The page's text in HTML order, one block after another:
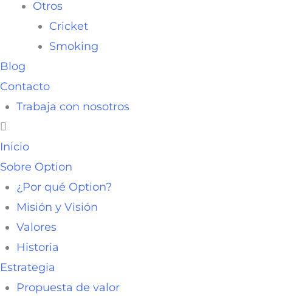
Otros
Cricket
Smoking
Blog
Contacto
Trabaja con nosotros
Inicio
Sobre Option
¿Por qué Option?
Misión y Visión
Valores
Historia
Estrategia
Propuesta de valor